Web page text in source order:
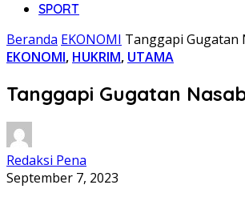
SPORT
Beranda EKONOMI Tanggapi Gugatan
EKONOMI, HUKRIM, UTAMA
Tanggapi Gugatan
Redaksi Pena
September 7, 2023